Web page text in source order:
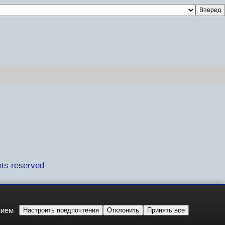
reserved
Настроить предпочтения Отклонить Принять все